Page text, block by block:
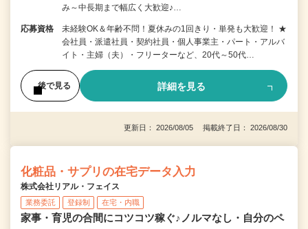
み～中長期まで幅広く大歓迎♪…
応募資格
未経験OK＆年齢不問！夏休みの1回きり・単発も大歓迎！ ★
会社員・派遣社員・契約社員・個人事業主・パート・アルバ
イト・主婦（夫）・フリーターなど、20代～50代…
後で見る 詳細を見る
更新日： 2026/08/05 掲載終了日： 2026/08/30
化粧品・サプリの在宅データ入力
株式会社リアル・フェイス
業務委託 登録制 在宅・内職
家事・育児の合間にコツコツ稼ぐ♪ノルマなし・自分のペ